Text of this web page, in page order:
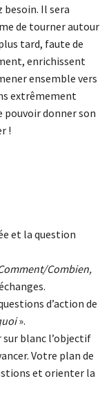
Il sera
de tourner autour
tard, faute de
enrichissent
ensemble vers
extrêmement
donner son
!
et la question
Combien,
d’action de
».
blanc l’objectif
Votre plan de
et orienter la